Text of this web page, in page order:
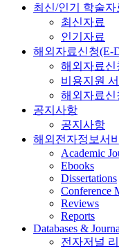
최신/인기 학술자
최신자료
인기자료
해외자료신청(E-
해외자료신
비용지원
해외자료신
공지사항
공지사항
해외전자정보서
Academic
Ebooks
Dissertations
Conference
Reviews
Reports
Databases &
전자저널